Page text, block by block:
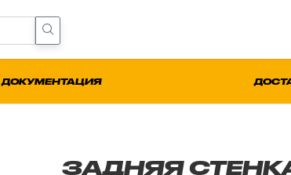
ДОКУМЕНТАЦИЯ
ЗАДНЯЯ